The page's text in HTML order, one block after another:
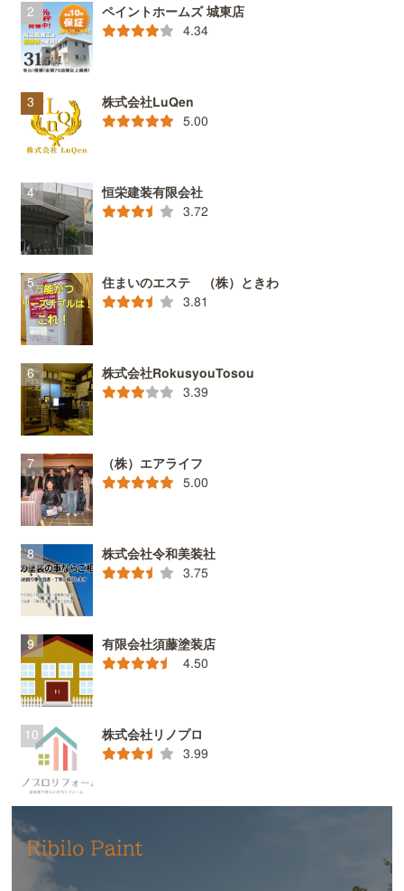
ペイントホームズ 城東店
4.34
株式会社LuQen
5.00
恒栄建装有限会社
3.72
住まいのエステ （株）ときわ
3.81
株式会社RokusyouTosou
3.39
（株）エアライフ
5.00
株式会社令和美装社
3.75
有限会社須藤塗装店
4.50
株式会社リノプロ
3.99